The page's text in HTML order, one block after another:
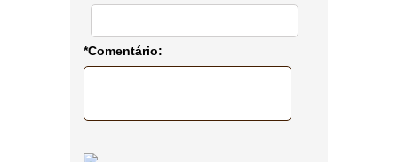
*Comentário: